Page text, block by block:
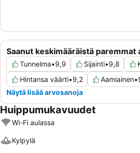
Saanut keskimääräistä paremmat
Tunnelma•9,9 Sijainti•9,8
Hintansa väärti•9,2 Aamiainen•
Näytä lisää arvosanoja
Huippumukavuudet
Wi-Fi aulassa
Kylpylä